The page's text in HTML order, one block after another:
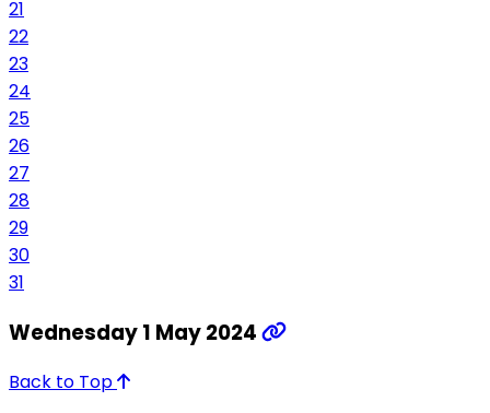
21
22
23
24
25
26
27
28
29
30
31
Wednesday 1 May 2024
Back to Top